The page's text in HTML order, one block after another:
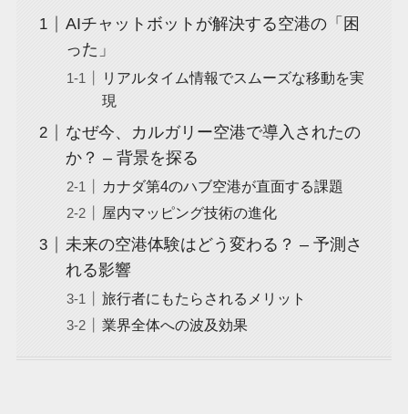
AIチャットボットが解決する空港の「困
った」
リアルタイム情報でスムーズな移動を実
現
なぜ今、カルガリー空港で導入されたの
か？ – 背景を探る
カナダ第4のハブ空港が直面する課題
屋内マッピング技術の進化
未来の空港体験はどう変わる？ – 予測さ
れる影響
旅行者にもたらされるメリット
業界全体への波及効果